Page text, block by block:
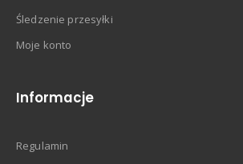
Śledzenie przesyłki
Moje konto
Informacje
Regulamin